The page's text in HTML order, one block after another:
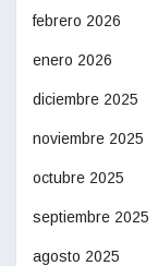
febrero 2026
enero 2026
diciembre 2025
noviembre 2025
octubre 2025
septiembre 2025
agosto 2025